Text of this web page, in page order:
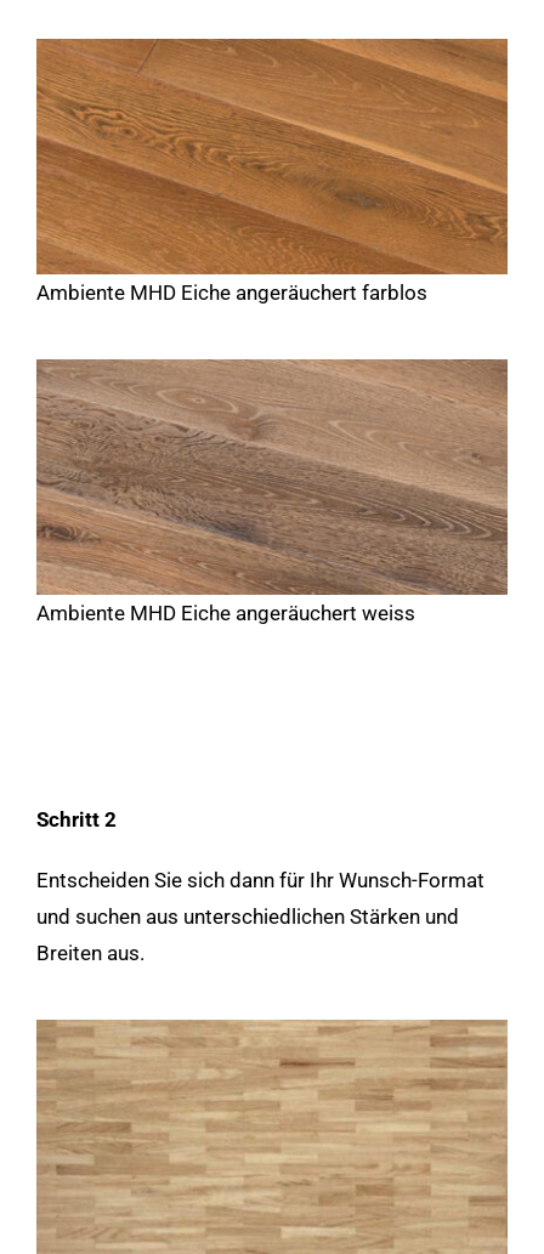
Ambiente MHD Eiche angeräuchert farblos
Ambiente MHD Eiche angeräuchert weiss
Schritt 2
Entscheiden Sie sich dann für Ihr Wunsch-Format
und suchen aus unterschiedlichen Stärken und
Breiten aus.